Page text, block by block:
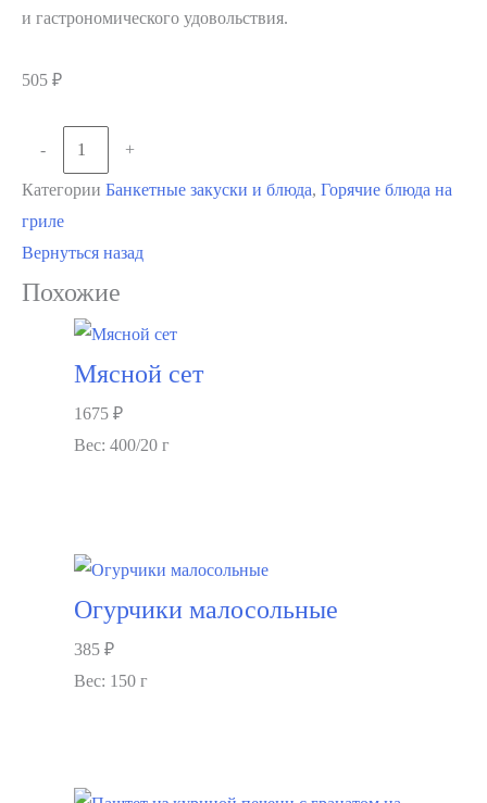
и гастрономического удовольствия.
505 ₽
-
Количество
товара
Шашлык
«Октоберфест»
+
Категории Банкетные закуски и блюда, Горячие блюда на
гриле
Вернуться назад
Похожие
Мясной сет
1675 ₽
Вес: 400/20 г
Огурчики малосольные
385 ₽
Вес: 150 г